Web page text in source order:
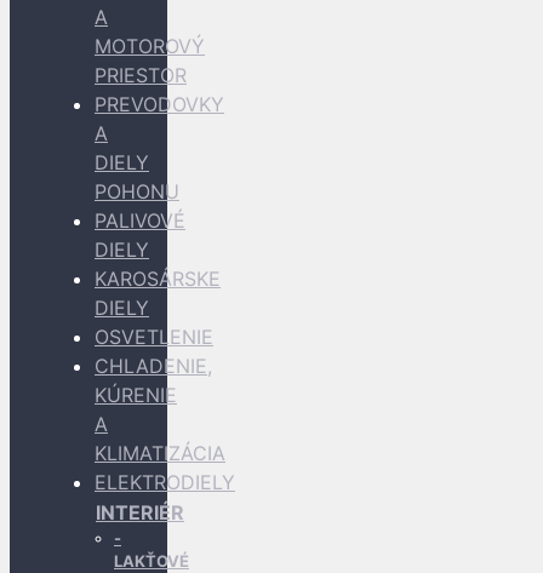
A
MOTOROVÝ
PRIESTOR
PREVODOVKY
A
DIELY
POHONU
PALIVOVÉ
DIELY
KAROSÁRSKE
DIELY
OSVETLENIE
CHLADENIE,
KÚRENIE
A
KLIMATIZÁCIA
ELEKTRODIELY
INTERIÉR
LAKŤOVÉ